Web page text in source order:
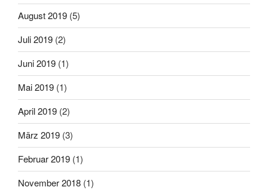
August 2019 (5)
Juli 2019 (2)
Juni 2019 (1)
Mai 2019 (1)
April 2019 (2)
März 2019 (3)
Februar 2019 (1)
November 2018 (1)